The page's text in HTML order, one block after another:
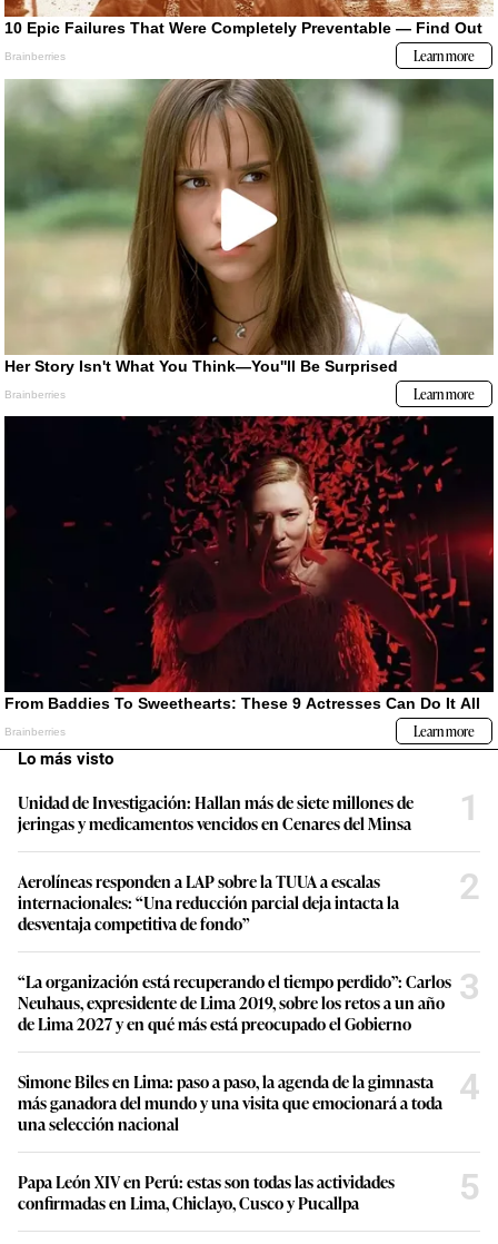
Lo más visto
Unidad de Investigación: Hallan más de siete millones de
jeringas y medicamentos vencidos en Cenares del Minsa
1
Aerolíneas responden a LAP sobre la TUUA a escalas
internacionales: “Una reducción parcial deja intacta la
desventaja competitiva de fondo”
2
“La organización está recuperando el tiempo perdido”: Carlos
Neuhaus, expresidente de Lima 2019, sobre los retos a un año
de Lima 2027 y en qué más está preocupado el Gobierno
3
Simone Biles en Lima: paso a paso, la agenda de la gimnasta
más ganadora del mundo y una visita que emocionará a toda
una selección nacional
4
Papa León XIV en Perú: estas son todas las actividades
confirmadas en Lima, Chiclayo, Cusco y Pucallpa
5